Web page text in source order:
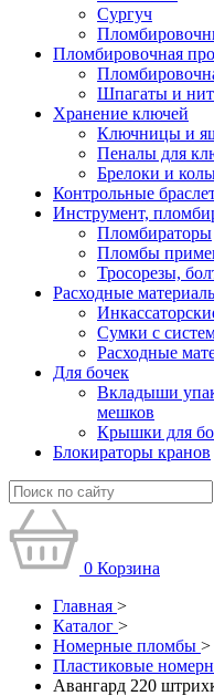
Сургуч
Пломбировочная
Шпагаты и
Хранение ключей
Ключницы и
Пеналы для
Брелоки и
Контрольные
Инструмент,
Пломбираторы
Пломбы
Тросорезы,
Расходные
Сумки с
Расходные
Для бочек
Вкладыши
мешков
Крышки для
Блокираторы кранов
0 Корзина
Главная >
Каталог >
Номерные пломбы >
Пластиковые
Авангард 220